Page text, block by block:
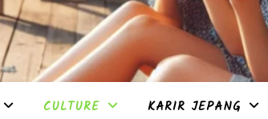
CULTURE KARIR JEPANG